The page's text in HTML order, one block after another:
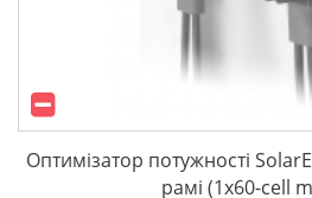
Оптимізатор потужності
рамі (1x60-cell